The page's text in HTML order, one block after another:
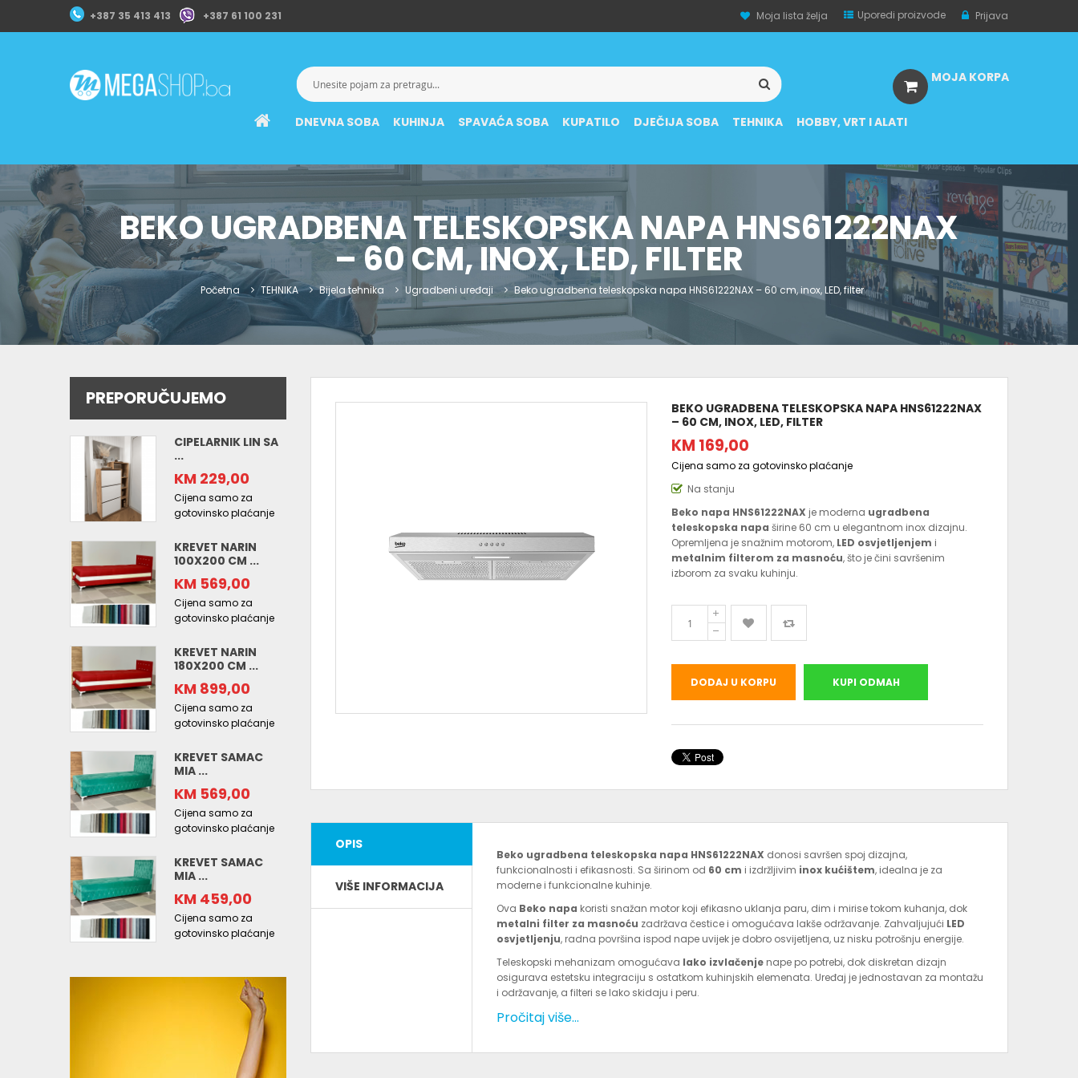
+387 35 413 413 +387 61 100 231 Moja lista želja Uporedi proizvode Prijava
DNEVNA SOBA KUHINJA SPAVAĆA SOBA KUPATILO DJEČIJA SOBA TEHNIKA HOBBY, VRT I ALATI
MOJA KORPA
BEKO UGRADBENA TELESKOPSKA NAPA HNS61222NAX
– 60 CM, INOX, LED, FILTER
Početna TEHNIKA Bijela tehnika Ugradbeni uređaji Beko ugradbena teleskopska napa HNS61222NAX – 60 cm, inox, LED, filter
BEKO UGRADBENA TELESKOPSKA NAPA HNS61222NAX
– 60 CM, INOX, LED, FILTER
KM 169,00
Cijena samo za gotovinsko plaćanje
Na stanju
Beko napa HNS61222NAX je moderna ugradbena
teleskopska napa širine 60 cm u elegantnom inox dizajnu.
Opremljena je snažnim motorom, LED osvjetljenjem i
metalnim filterom za masnoću, što je čini savršenim
izborom za svaku kuhinju.
DODAJ U KORPU KUPI ODMAH
OPIS
VIŠE INFORMACIJA
Beko ugradbena teleskopska napa HNS61222NAX donosi savršen spoj dizajna,
funkcionalnosti i efikasnosti. Sa širinom od 60 cm i izdržljivim inox kućištem, idealna je za
moderne i funkcionalne kuhinje.
Ova Beko napa koristi snažan motor koji efikasno uklanja paru, dim i mirise tokom kuhanja, dok
metalni filter za masnoću zadržava čestice i omogućava lakše održavanje. Zahvaljujući LED
osvjetljenju, radna površina ispod nape uvijek je dobro osvijetljena, uz nisku potrošnju energije.
Teleskopski mehanizam omogućava lako izvlačenje nape po potrebi, dok diskretan dizajn
osigurava estetsku integraciju s ostatkom kuhinjskih elemenata. Uređaj je jednostavan za montažu
i održavanje, a filteri se lako skidaju i peru.
Glavne specifikacije:
Model: HNS61222NAX
Pročitaj više...
PREPORUČUJEMO
CIPELARNIK LIN SA
...
KM 229,00
Cijena samo za
gotovinsko plaćanje
KREVET NARIN
100X200 CM ...
KM 569,00
Cijena samo za
gotovinsko plaćanje
KREVET NARIN
180X200 CM ...
KM 899,00
Cijena samo za
gotovinsko plaćanje
KREVET SAMAC
MIA ...
KM 569,00
Cijena samo za
gotovinsko plaćanje
KREVET SAMAC
MIA ...
KM 459,00
Cijena samo za
gotovinsko plaćanje